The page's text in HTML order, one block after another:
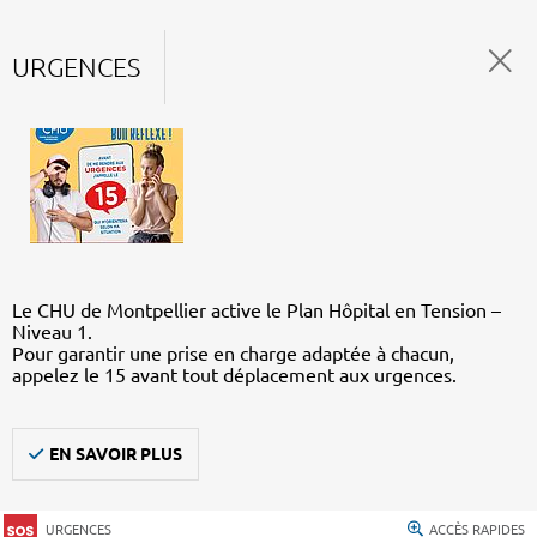
URGENCES
Le CHU de Montpellier active le Plan Hôpital en Tension –
Niveau 1.
Pour garantir une prise en charge adaptée à chacun,
appelez le 15 avant tout déplacement aux urgences.
EN SAVOIR PLUS
URGENCES ACCÈS RAPIDES